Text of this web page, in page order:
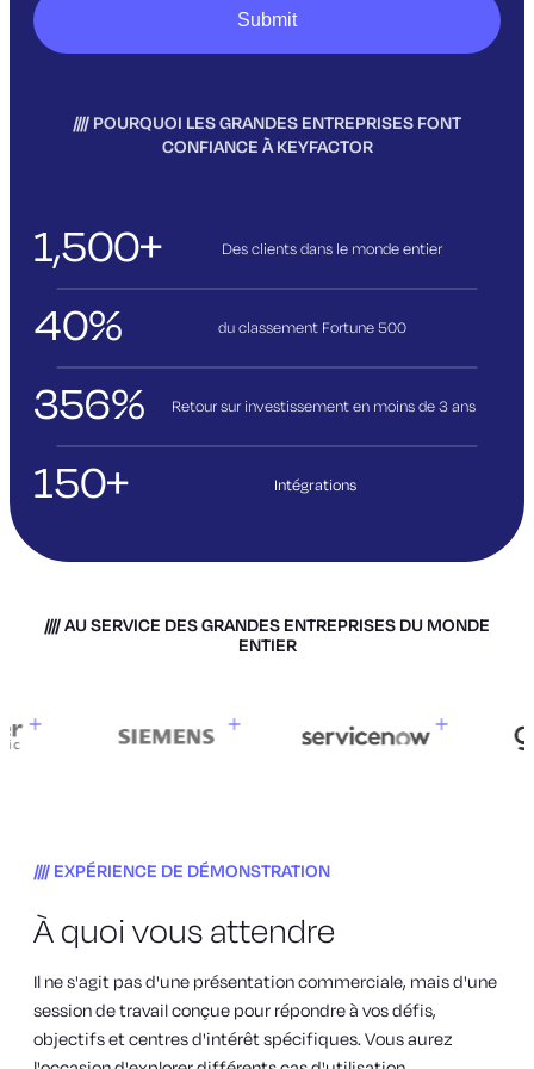
POURQUOI LES GRANDES ENTREPRISES FONT
CONFIANCE À KEYFACTOR
1,500+ Des clients dans le monde entier
40% du classement Fortune 500
356% Retour sur investissement en moins de 3ans
150+ Intégrations
AU SERVICE DES GRANDES ENTREPRISES DU MONDE
ENTIER
EXPÉRIENCE DE DÉMONSTRATION
À quoi vous attendre
Il ne s'agit pas d'une présentation commerciale, mais d'une
session de travail conçue pour répondre à vos défis,
objectifs et centres d'intérêt spécifiques. Vous aurez